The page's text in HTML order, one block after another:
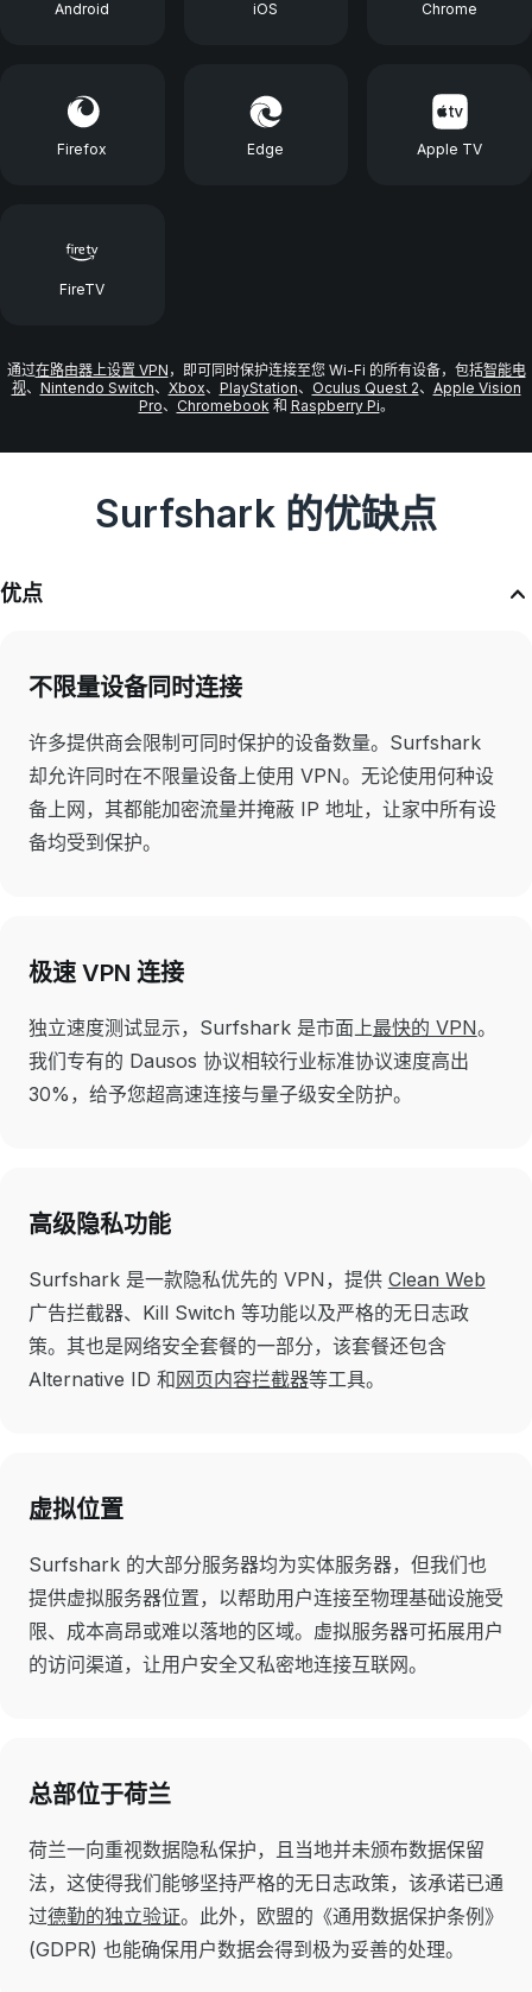
Android iOS Chrome
Firefox Edge Apple TV
FireTV
通过在路由器上设置 VPN ，即可同时保护连接至您 Wi-Fi 的所有设备，包括智能电
视、 Nintendo Switch、 Xbox、 PlayStation、 Oculus Quest 2、 Apple Vision
Pro、 Chromebook 和 Raspberry Pi。
Surfshark 的优缺点
优点
不限量设备同时连接
许多提供商会限制可同时保护的设备数量。Surfshark
却允许同时在不限量设备上使用 VPN。无论使用何种设
备上网，其都能加密流量并掩蔽 IP 地址，让家中所有设
备均受到保护。
极速 VPN 连接
独立速度测试显示，Surfshark 是市面上最快的 VPN。
我们专有的 Dausos 协议相较行业标准协议速度高出
30%，给予您超高速连接与量子级安全防护。
高级隐私功能
Surfshark 是一款隐私优先的 VPN，提供 Clean Web
广告拦截器、Kill Switch 等功能以及严格的无日志政
策。其也是网络安全套餐的一部分，该套餐还包含
Alternative ID 和网页内容拦截器等工具。
虚拟位置
Surfshark 的大部分服务器均为实体服务器，但我们也
提供虚拟服务器位置，以帮助用户连接至物理基础设施受
限、成本高昂或难以落地的区域。虚拟服务器可拓展用户
的访问渠道，让用户安全又私密地连接互联网。
总部位于荷兰
荷兰一向重视数据隐私保护，且当地并未颁布数据保留
法，这使得我们能够坚持严格的无日志政策，该承诺已通
过德勤的独立验证。此外，欧盟的《通用数据保护条例》
(GDPR) 也能确保用户数据会得到极为妥善的处理。